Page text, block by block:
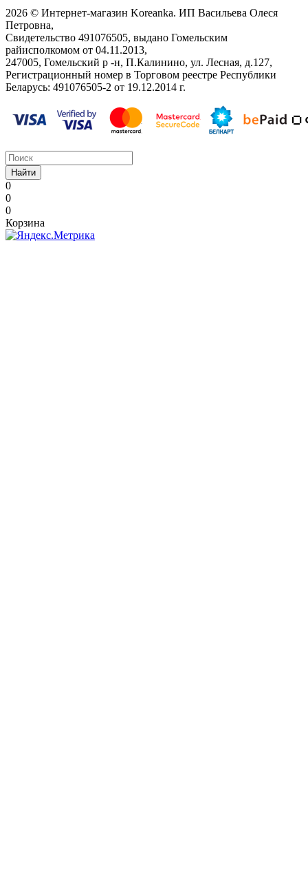
2026 © Интернет-магазин Koreanka. ИП Васильева Олеся
Петровна,
Свидетельство ‎491076505, выдано Гомельским
райисполкомом от 04.11.2013,
247005, Гомельский р -н, П.Калинино, ул. Лесная, д.127,
Регистрационный номер в Торговом реестре Республики
Беларусь: ‎491076505-2 от 19.12.2014 г.
Найти
0
0
0
Корзина